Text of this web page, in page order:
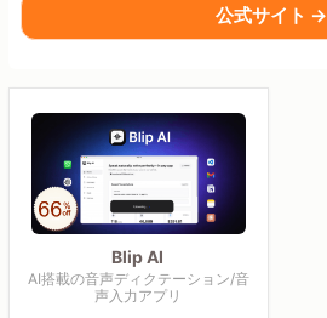
公式サイト →
Blip AI
AI搭載の音声ディクテーション/音
声入力アプリ